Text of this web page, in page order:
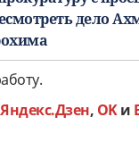
дело
Яндекс.Дзен, OKи